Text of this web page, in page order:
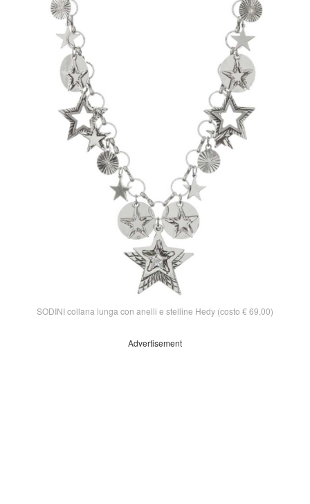
SODINI collana lunga con anelli e stelline Hedy (costo € 69,00)
Advertisement